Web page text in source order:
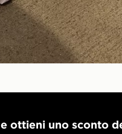
ottieni uno sconto